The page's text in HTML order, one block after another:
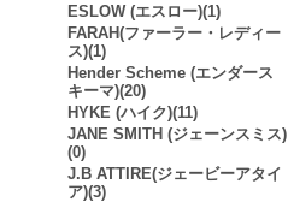
ESLOW (エスロー)(1)
FARAH(ファーラー・レディー
ス)(1)
Hender Scheme (エンダース
キーマ)(20)
HYKE (ハイク)(11)
JANE SMITH (ジェーンスミス)
(0)
J.B ATTIRE(ジェービーアタイ
ア)(3)